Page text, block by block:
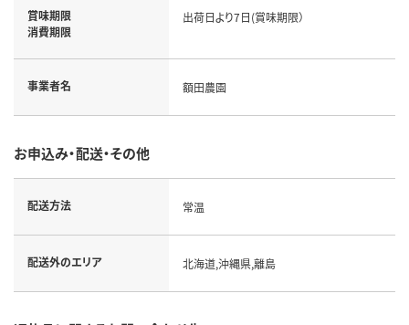
賞味期限
消費期限
出荷日より7日(賞味期限）
事業者名 額田農園
お申込み・配送・その他
配送方法 常温
配送外のエリア 北海道,沖縄県,離島